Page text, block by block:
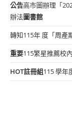
公告高市圖辦理「
辦法圖書館
轉知115年 度「周產
重要115繁星推薦校
HOT註冊組115 學年